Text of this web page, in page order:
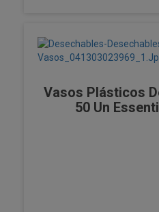
Vasos Plásticos
50 Un